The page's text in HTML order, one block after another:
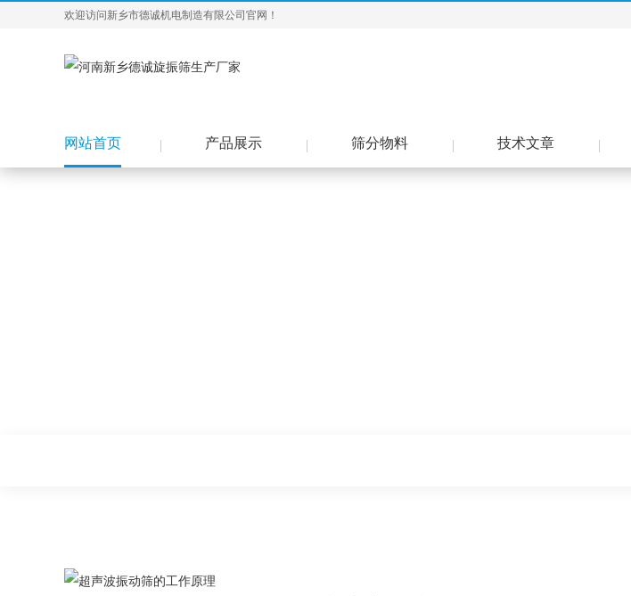
欢迎访问新乡市德诚机电制造有限公司官网！
网站首页 产品展示 筛分物料 技术文章